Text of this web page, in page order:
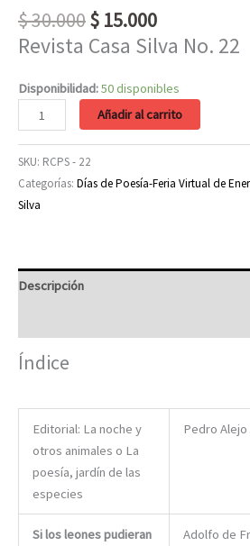
$30.000Original
price
$ 30.000.
$ 15.000Current
price
$ 15.000.
Revista Casa Silva No. 22
Disponibilidad:50 disponibles
Revista
Casa
Añadir al carrito
SKU: RCPS - 22
Categorías: Días de Poesía-Feria Virtual de
Silva
Descripción
Índice
Editorial: La noche y
otros animales o La
poesía, jardín de las
especies
Pedro Alejo
Si los leones pudieran
Adolfo de